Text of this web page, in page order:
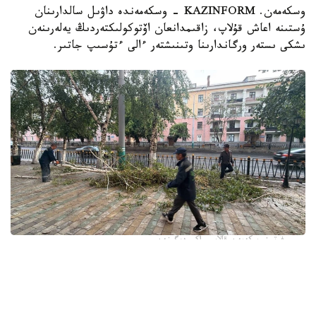
وسكەمەن. KAZINFORM - وسكەمەندە داۋىل سالدارىنان
ۇستىنە اعاش قۇلاپ، زاقىمدانعان اۆتوكولىكتەردىڭ يەلەرىنەن
ىشكى ىستەر ورگاندارىنا وتىنىشتەر ءالى ءتۇسىپ جاتىر.
فوتو: وسكەمەن قالاسى اكىمدىگىنەن